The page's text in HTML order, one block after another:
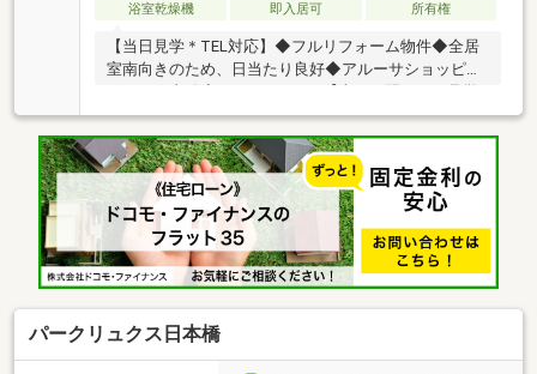
浴室乾燥機
即入居可 所有権
【当日見学＊TEL対応】◆フルリフォーム物件◆全居
室南向きのため、日当たり良好◆アルーサショッピン
希望のお客様はお電話でご予約ください】◆フリーダ
イヤル ０１２０－８５４―３７４【東宝ハウス新都
心 限定キャンペーン】◆最大5000円分のギフトカー
ドをプレゼント！ ＊ご来店アンケートにご協力くだ
さい【東宝ハウス新都心 クラブ会員の特典】◆最優
遇金利０．８３％～ 豊富な提携ローン◆飲食店・ホ
テルの会員優待・割引価格◆24時間365日 かけつけ
サポート
パークリュクス日本橋